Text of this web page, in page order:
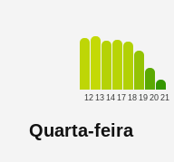
12 13 14 17 18 19 20 21
Quarta-feira